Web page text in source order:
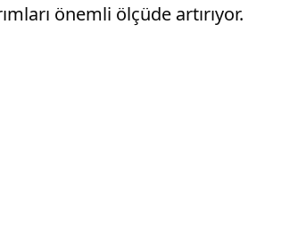
önemli ölçüde artırıyor.